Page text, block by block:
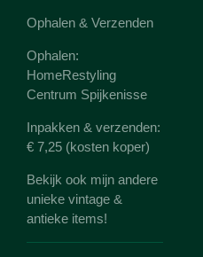
Ophalen & Verzenden
Ophalen:
HomeRestyling
Centrum Spijkenisse
Inpakken & verzenden:
€ 7,25 (kosten koper)
Bekijk ook mijn andere
unieke vintage &
antieke items!